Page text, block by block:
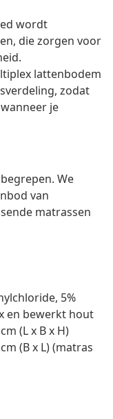
wordt
die zorgen voor
lattenbodem
zodat
je
We
van
matrassen
5%
en bewerkt hout
(L x B x H)
(B x L) (matras